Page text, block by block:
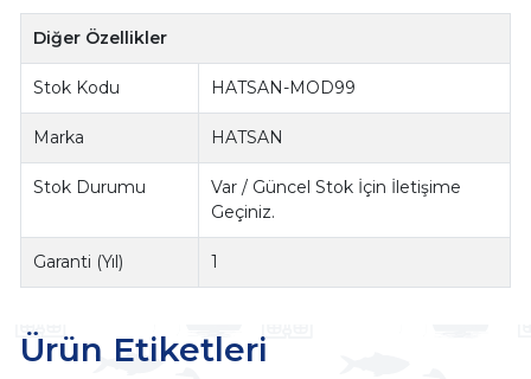
Diğer Özellikler
Stok Kodu HATSAN-MOD99
Marka HATSAN
Stok Durumu
Var / Güncel Stok İçin İletişime
Geçiniz.
Garanti (Yıl) 1
Ürün Etiketleri